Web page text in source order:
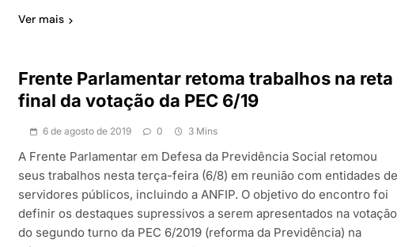
Ver mais
Frente Parlamentar retoma trabalhos na reta
final da votação da PEC 6/19
6 de agosto de 2019 0 3 Mins
A Frente Parlamentar em Defesa da Previdência Social retomou
seus trabalhos nesta terça-feira (6/8) em reunião com entidades de
servidores públicos, incluindo a ANFIP. O objetivo do encontro foi
definir os destaques supressivos a serem apresentados na votação
do segundo turno da PEC 6/2019 (reforma da Previdência) na